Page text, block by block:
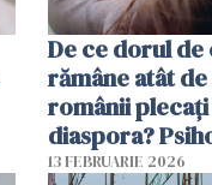
De ce dorul de
rămâne atât
românii
diaspora?
Radu Leca,
13 FEBRUARIE 2026